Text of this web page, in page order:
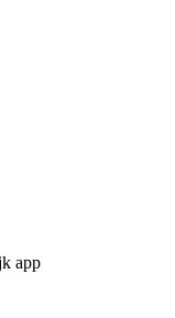
app